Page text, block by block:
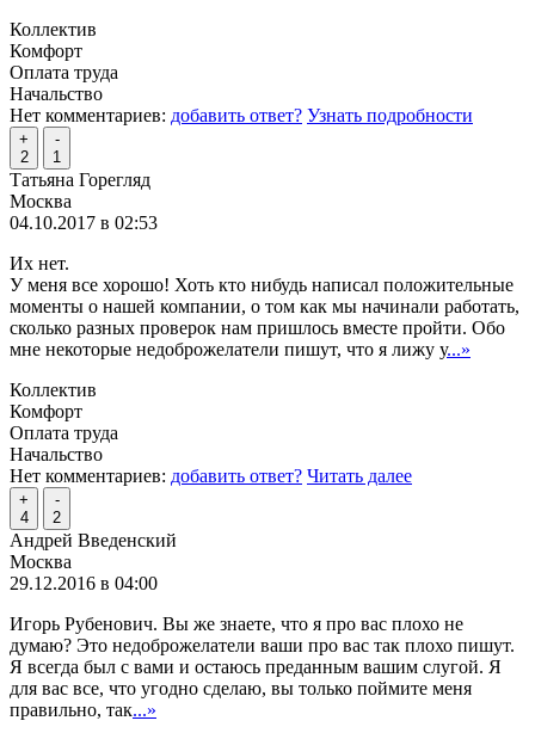
Коллектив
Комфорт
Оплата труда
Начальство
Нет комментариев: добавить ответ? Узнать подробности
+
2
-
1
Татьяна Горегляд
Москва
04.10.2017 в 02:53
Их нет.
У меня все хорошо! Хоть кто нибудь написал положительные
моменты о нашей компании, о том как мы начинали работать,
сколько разных проверок нам пришлось вместе пройти. Обо
мне некоторые недоброжелатели пишут, что я лижу у...»
Коллектив
Комфорт
Оплата труда
Начальство
Нет комментариев: добавить ответ? Читать далее
+
4
-
2
Андрей Введенский
Москва
29.12.2016 в 04:00
Игорь Рубенович. Вы же знаете, что я про вас плохо не
думаю? Это недоброжелатели ваши про вас так плохо пишут.
Я всегда был с вами и остаюсь преданным вашим слугой. Я
для вас все, что угодно сделаю, вы только поймите меня
правильно, так...»